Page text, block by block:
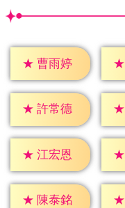
★ 曹雨婷 ★
★ 許常德 ★
★ 江宏恩 ★
★ 陳泰銘 ★